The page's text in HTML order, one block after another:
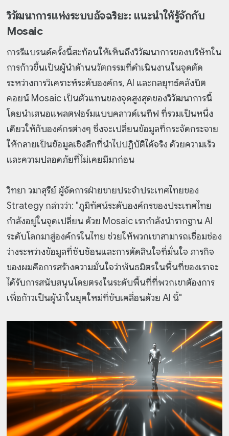
วิวัฒนาการแห่งระบบอัจฉริยะ: แนะนำให้รู้จักกับ
Mosaic
การรีแบรนด์ครั้งนี้สะท้อนให้เห็นถึงวิวัฒนาการของบริษัทใน
การก้าวขึ้นเป็นผู้นำด้านนวัตกรรมที่ดำเนินงานในจุดตัด
ระหว่างการวิเคราะห์ระดับองค์กร, AI และกลยุทธ์คลังบิต
คอยน์ Mosaic เป็นตัวแทนของจุดสูงสุดของวิวัฒนาการนี้
โดยนำเสนอแพลตฟอร์มแบบคลาวด์เนทีฟ ที่รวมเป็นหนึ่ง
เดียวให้กับองค์กรต่างๆ ซึ่งจะเปลี่ยนข้อมูลที่กระจัดกระจาย
ให้กลายเป็นข้อมูลเชิงลึกที่นำไปปฏิบัติได้จริง ด้วยความเร็ว
และความปลอดภัยที่ไม่เคยมีมาก่อน
วิทยา วมาสุรีย์ ผู้จัดการฝ่ายขายประจำประเทศไทยของ
Strategy กล่าวว่า: "ภูมิทัศน์ระดับองค์กรของประเทศไทย
กำลังอยู่ในจุดเปลี่ยน ด้วย Mosaic เรากำลังนำรากฐาน AI
ระดับโลกมาสู่องค์กรในไทย ช่วยให้พวกเขาสามารถเชื่อมช่อง
ว่างระหว่างข้อมูลที่ซับซ้อนและการตัดสินใจที่มั่นใจ ภารกิจ
ของผมคือการสร้างความมั่นใจว่าพันธมิตรในพื้นที่ของเราจะ
ได้รับการสนับสนุนโดยตรงในระดับพื้นที่ที่พวกเขาต้องการ
เพื่อก้าวเป็นผู้นำในยุคใหม่ที่ขับเคลื่อนด้วย AI นี้"